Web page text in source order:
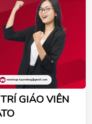
GIÁO VIÊN